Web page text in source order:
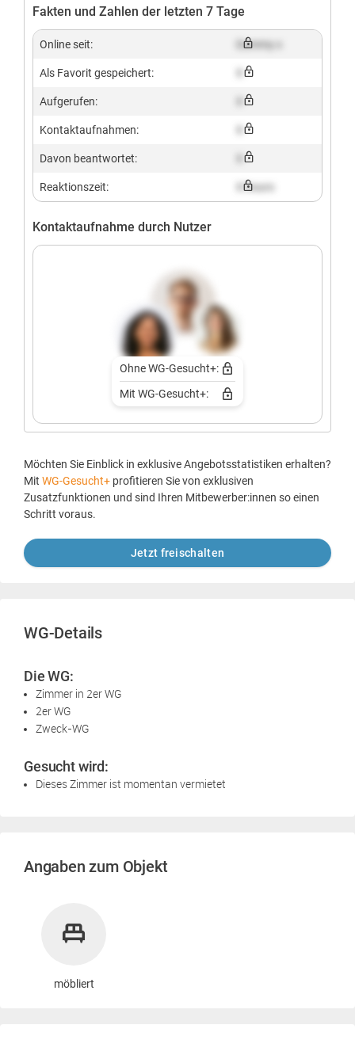
Fakten und Zahlen der letzten 7 Tage
Online seit: Dummy x
Als Favorit gespeichert:
Aufgerufen:
Kontaktaufnahmen:
Davon beantwortet:
Reaktionszeit: X hours
Kontaktaufnahme durch Nutzer
Ohne WG-Gesucht+:
Mit WG-Gesucht+:
Möchten Sie Einblick in exklusive Angebotsstatistiken erhalten?
Mit WG-Gesucht+ profitieren Sie von exklusiven
Zusatzfunktionen und sind Ihren Mitbewerber:innen so einen
Schritt voraus.
Jetzt freischalten
WG-Details
Die WG:
Zimmer in 2er WG
2er WG
Zweck-WG
Gesucht wird:
Dieses Zimmer ist momentan vermietet
Angaben zum Objekt
möbliert